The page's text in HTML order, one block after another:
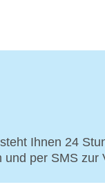
Ihnen 24
per SMS zur